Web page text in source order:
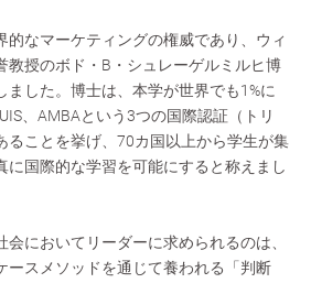
的なマーケティングの権威であり、ウィ
教授のボド・B・シュレーゲルミルヒ博
ました。博士は、本学が世界でも1%に
、AMBAという3つの国際認証（トリ
ることを挙げ、70カ国以上から学生が集
に国際的な学習を可能にすると称えまし
においてリーダーに求められるのは、
ースメソッドを通じて養われる「判断